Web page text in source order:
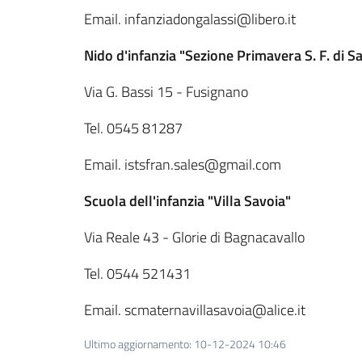
Email. infanziadongalassi@libero.it
Nido d'infanzia "Sezione Primavera S. F. di
Via G. Bassi 15 - Fusignano
Tel. 0545 81287
Email. istsfran.sales@gmail.com
Scuola dell'infanzia "Villa Savoia"
Via Reale 43 - Glorie di Bagnacavallo
Tel. 0544 521431
Email. scmaternavillasavoia@alice.it
Ultimo aggiornamento: 10-12-2024 10:46